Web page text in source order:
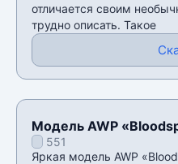
отличается своим
трудно описать. Такое
Модель AWP
551
Яркая модель AWP